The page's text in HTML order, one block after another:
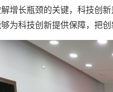
增长瓶颈的关键，科技创
为科技创新提供保障，把